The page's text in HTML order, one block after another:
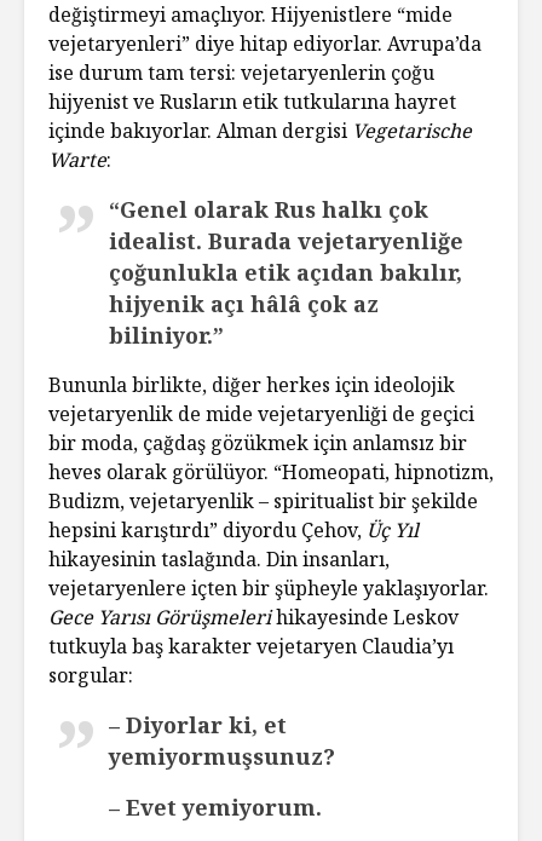
değiştirmeyi amaçlıyor. Hijyenistlere “mide
vejetaryenleri” diye hitap ediyorlar. Avrupa’da
ise durum tam tersi: vejetaryenlerin çoğu
hijyenist ve Rusların etik tutkularına hayret
içinde bakıyorlar. Alman dergisi Vegetarische
Warte:
“Genel olarak Rus halkı çok
idealist. Burada vejetaryenliğe
çoğunlukla etik açıdan bakılır,
hijyenik açı hâlâ çok az
biliniyor.”
Bununla birlikte, diğer herkes için ideolojik
vejetaryenlik de mide vejetaryenliği de geçici
bir moda, çağdaş gözükmek için anlamsız bir
heves olarak görülüyor. “Homeopati, hipnotizm,
Budizm, vejetaryenlik – spiritualist bir şekilde
hepsini karıştırdı” diyordu Çehov, Üç Yıl
hikayesinin taslağında. Din insanları,
vejetaryenlere içten bir şüpheyle yaklaşıyorlar.
Gece Yarısı Görüşmelerihikayesinde Leskov
tutkuyla baş karakter vejetaryen Claudia’yı
sorgular:
– Diyorlar ki, et
yemiyormuşsunuz?
– Evet yemiyorum.